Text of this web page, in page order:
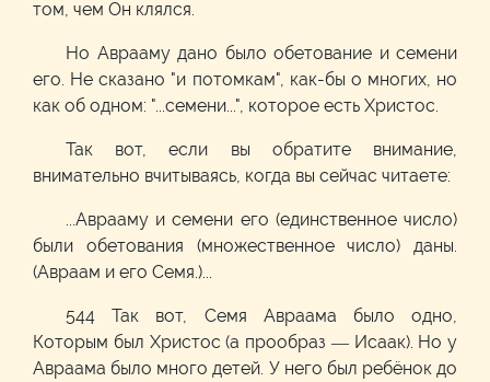
том, чем Он клялся.
Но Аврааму дано было обетование и семени
его. Не сказано "и потомкам", как-бы о многих, но
как об одном: "...семени...", которое есть Христос.
Так вот, если вы обратите внимание,
внимательно вчитываясь, когда вы сейчас читаете:
...Аврааму и семени его (единственное число)
были обетования (множественное число) даны.
(Авраам и его Семя.)...
544 Так вот, Семя Авраама было одно,
Которым был Христос (а прообраз — Исаак). Но у
Авраама было много детей. У него был ребёнок до